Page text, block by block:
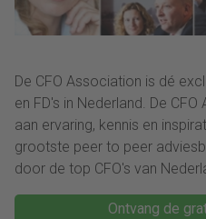
De CFO Association is dé
en FD's in Nederland. De
aan ervaring, kennis en
grootste peer to peer
door de top CFO's van
Ontvang de